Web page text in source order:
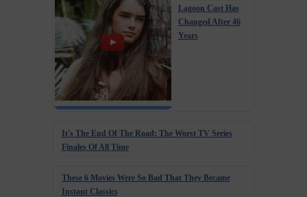
Lagoon Cast Has
Changed After 46
Years
It's The End Of The Road: The Worst TV Series
Finales Of All Time
These 6 Movies Were So Bad That They Became
Instant Classics